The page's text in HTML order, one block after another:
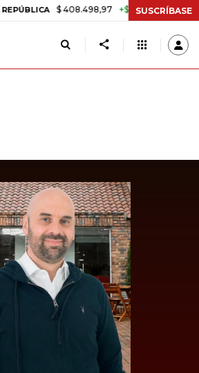
$ 408.498,97 +$ 8.753,81 +2,19%
SUSCRÍBASE